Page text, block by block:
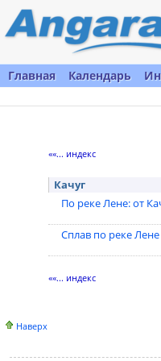
Главная Календарь
««... индекс
Качуг
По реке Лене: от
Сплав по реке
««... индекс
Наверх